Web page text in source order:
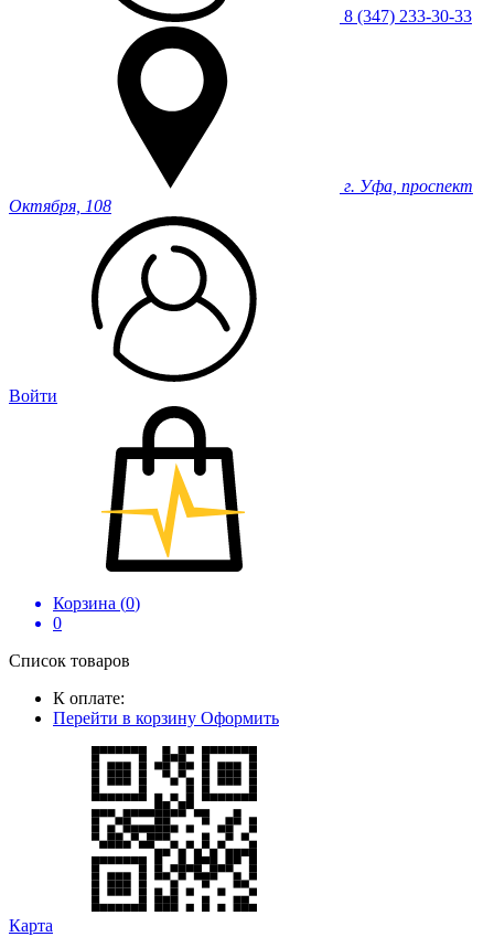
8 (347) 233-30-33
г. Уфа, проспект
Октября, 108
Войти
Корзина (0)
0
Список товаров
К оплате:
Перейти в корзину Оформить
Карта